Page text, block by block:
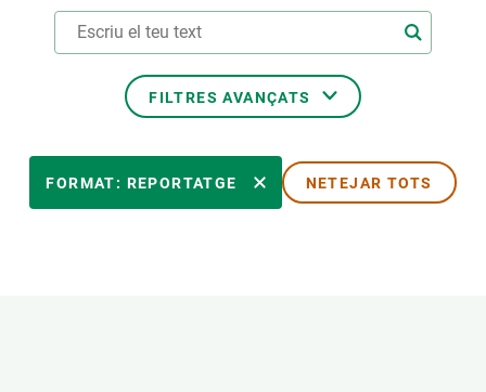
FILTRES AVANÇATS
FORMAT: REPORTATGE NETEJAR TOTS